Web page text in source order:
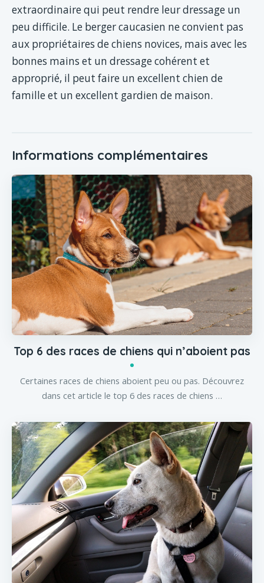
extraordinaire qui peut rendre leur dressage un
peu difficile. Le berger caucasien ne convient pas
aux propriétaires de chiens novices, mais avec les
bonnes mains et un dressage cohérent et
approprié, il peut faire un excellent chien de
famille et un excellent gardien de maison.
Informations complémentaires
Top 6 des races de chiens qui n’aboient pas
Certaines races de chiens aboient peu ou pas. Découvrez
dans cet article le top 6 des races de chiens …